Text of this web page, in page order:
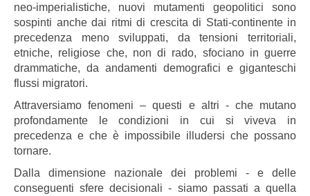
neo-imperialistiche, nuovi mutamenti geopolitici sono
sospinti anche dai ritmi di crescita di Stati-continente in
precedenza meno sviluppati, da tensioni territoriali,
etniche, religiose che, non di rado, sfociano in guerre
drammatiche, da andamenti demografici e giganteschi
flussi migratori.
Attraversiamo fenomeni – questi e altri - che mutano
profondamente le condizioni in cui si viveva in
precedenza e che è impossibile illudersi che possano
tornare.
Dalla dimensione nazionale dei problemi - e delle
conseguenti sfere decisionali - siamo passati a quella